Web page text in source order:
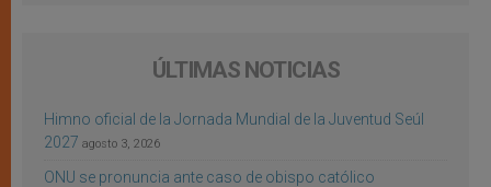
ÚLTIMAS NOTICIAS
Himno oficial de la Jornada Mundial de la Juventud Seúl
2027 agosto 3, 2026
ONU se pronuncia ante caso de obispo católico